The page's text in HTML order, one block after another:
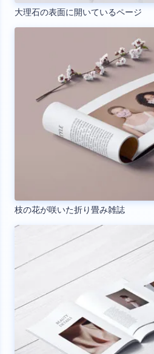
大理石の表面に開いているページ
枝の花が咲いた折り畳み雑誌